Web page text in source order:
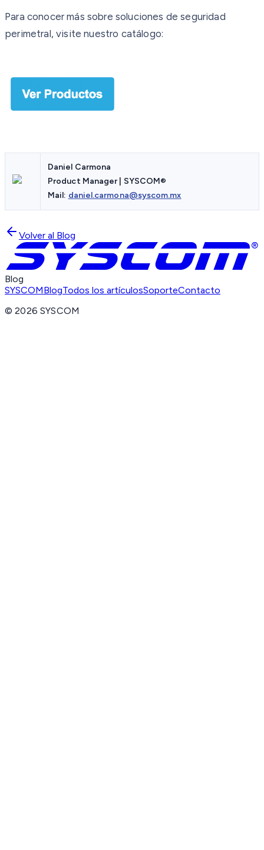
Para conocer más sobre soluciones de seguridad
perimetral, visite nuestro catálogo:
Daniel Carmona
Product Manager | SYSCOM®
Mail: daniel.carmona@syscom.mx
Volver al Blog
Blog
SYSCOMBlogTodos los artículosSoporteContacto
©2026 SYSCOM